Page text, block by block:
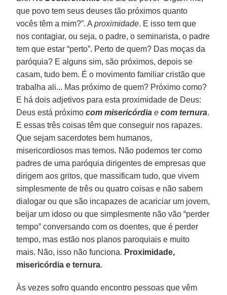
que povo tem seus deuses tão próximos quanto
vocês têm a mim?”. Aproximidade. E isso tem que
nos contagiar, ou seja, o padre, o seminarista, o padre
tem que estar “perto”. Perto de quem? Das moças da
paróquia? E alguns sim, são próximos, depois se
casam, tudo bem. É o movimento familiar cristão que
trabalha ali... Mas próximo de quem? Próximo como?
E há dois adjetivos para esta proximidade de Deus:
Deus está próximocom misericórdia ecom ternura.
E essas três coisas têm que conseguir nos rapazes.
Que sejam sacerdotes bem humanos,
misericordiosos mas ternos. Não podemos ter como
padres de uma paróquia dirigentes de empresas que
dirigem aos gritos, que massificam tudo, que vivem
simplesmente de três ou quatro coisas e não sabem
dialogar ou que são incapazes de acariciar um jovem,
beijar um idoso ou que simplesmente não vão “perder
tempo” conversando com os doentes, que é perder
tempo, mas estão nos planos paroquiais e muito
mais. Não, isso não funciona. Proximidade,
misericórdia e ternura.
Às vezes sofro quando encontro pessoas que vêm